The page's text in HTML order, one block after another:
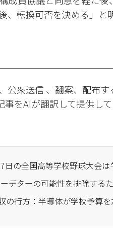
、転換可否を決める」と
衆送信 、翻案、配布す
をAIが翻訳して提供して
日の全国高等学校野球大会
デターの可能性を排除する